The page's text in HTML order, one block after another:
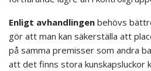
Enligt avhandlingen behövs
gör att man kan säkerställa att
på samma premisser som andra
att det finns stora kunskapsluckor